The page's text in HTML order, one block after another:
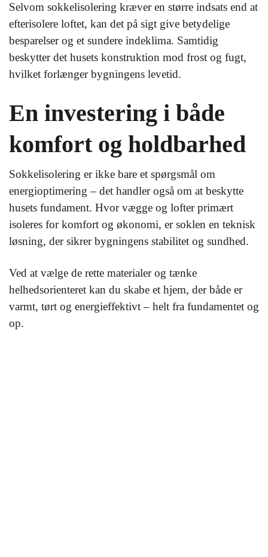
Selvom sokkelisolering kræver en større indsats end at
efterisolere loftet, kan det på sigt give betydelige
besparelser og et sundere indeklima. Samtidig
beskytter det husets konstruktion mod frost og fugt,
hvilket forlænger bygningens levetid.
En investering i både
komfort og holdbarhed
Sokkelisolering er ikke bare et spørgsmål om
energioptimering – det handler også om at beskytte
husets fundament. Hvor vægge og lofter primært
isoleres for komfort og økonomi, er soklen en teknisk
løsning, der sikrer bygningens stabilitet og sundhed.
Ved at vælge de rette materialer og tænke
helhedsorienteret kan du skabe et hjem, der både er
varmt, tørt og energieffektivt – helt fra fundamentet og
op.